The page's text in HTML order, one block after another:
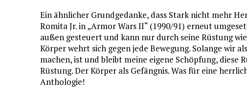
Ein ähnlicher Grundgedanke, dass Stark nicht mehr
Romita Jr. in „Armor Wars II“ (1990/91) erneut
außen gesteuert und kann nur durch seine Rüstung
Körper wehrt sich gegen jede Bewegung. Solange wir
machen, ist und bleibt meine eigene Schöpfung, diese
Rüstung. Der Körper als Gefängnis. Was für eine
Anthologie!